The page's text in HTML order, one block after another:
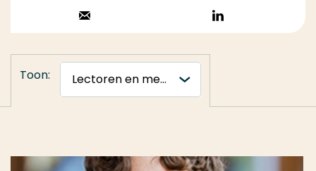
Stuur een email
Volg op
LinkedIn
Toon: